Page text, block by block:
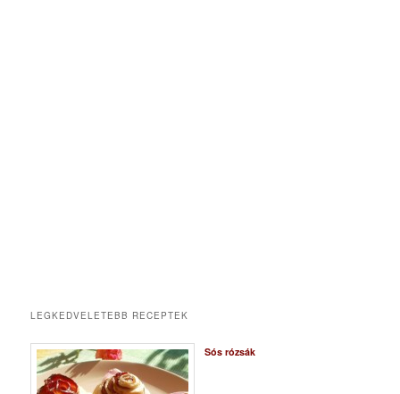
LEGKEDVELETEBB RECEPTEK
Sós rózsák